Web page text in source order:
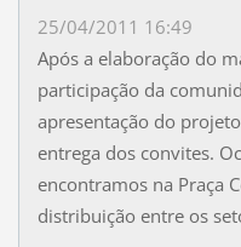
25/04/2011 16:49
Após a elaboração do
participação da
apresentação do
entrega dos convites.
encontramos na Praça
distribuição entre os